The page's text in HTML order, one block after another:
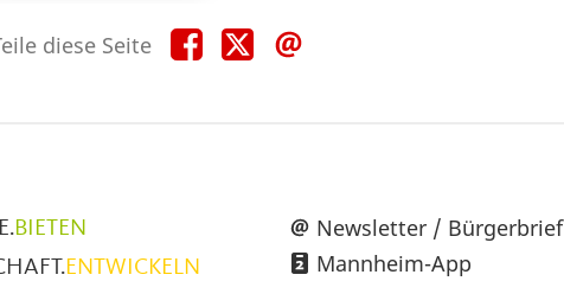
diese Seite Teile
diese
Teile
diese
BIETEN
ENTWICKELN
Newsletter / Bürgerbrief
Mannheim-App